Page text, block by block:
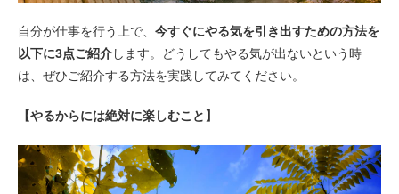
自分が仕事を行う上で、 今すぐにやる気を引き出すための方法を
以下に3点ご紹介します。どうしてもやる気が出ないという時
は、ぜひご紹介する方法を実践してみてください。
【やるからには絶対に楽しむこと】